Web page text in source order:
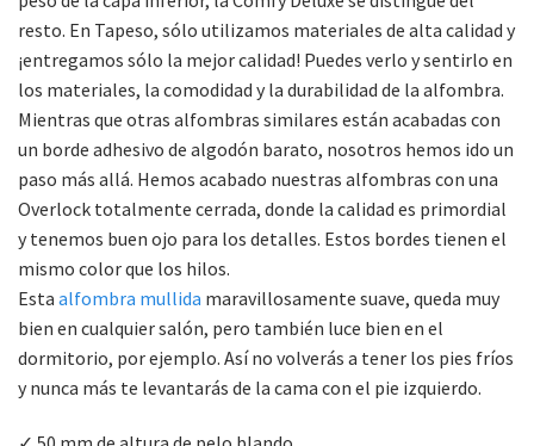
resto. En Tapeso, sólo utilizamos materiales de alta calidad y
¡entregamos sólo la mejor calidad! Puedes verlo y sentirlo en
los materiales, la comodidad y la durabilidad de la alfombra.
Mientras que otras alfombras similares están acabadas con
un borde adhesivo de algodón barato, nosotros hemos ido un
paso más allá. Hemos acabado nuestras alfombras con una
Overlock totalmente cerrada, donde la calidad es primordial
y tenemos buen ojo para los detalles. Estos bordes tienen el
mismo color que los hilos.
Esta alfombra mullida maravillosamente suave, queda muy
bien en cualquier salón, pero también luce bien en el
dormitorio, por ejemplo. Así no volverás a tener los pies fríos
y nunca más te levantarás de la cama con el pie izquierdo.